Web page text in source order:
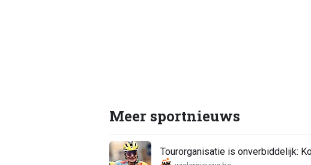
Meer sportnieuws
Tourorganisatie is onverbiddelijk: